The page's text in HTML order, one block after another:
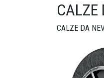
CALZE DA